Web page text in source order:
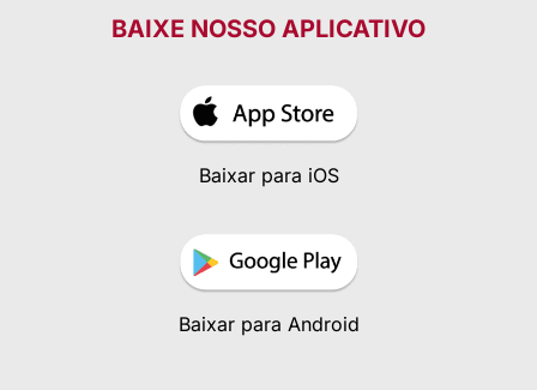
BAIXE NOSSO APLICATIVO
Baixar para iOS
Baixar para Android